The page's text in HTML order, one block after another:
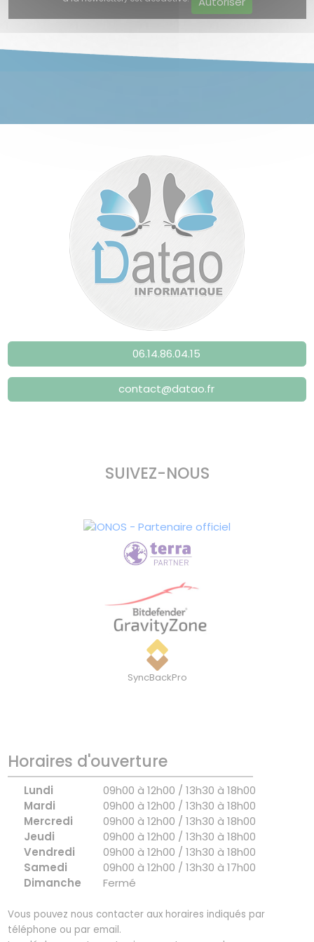
06.14.86.04.15
contact@datao.fr
SUIVEZ-NOUS
SyncBackPro
Horaires d'ouverture
Lundi
09h00 à 12h00 / 13h30 à 18h00
Mardi
09h00 à 12h00 / 13h30 à 18h00
Mercredi
09h00 à 12h00 / 13h30 à 18h00
Jeudi
09h00 à 12h00 / 13h30 à 18h00
Vendredi
09h00 à 12h00 / 13h30 à 18h00
Samedi
09h00 à 12h00 / 13h30 à 17h00
Dimanche
Fermé
Vous pouvez nous contacter aux horaires indiqués par
téléphone ou par email.